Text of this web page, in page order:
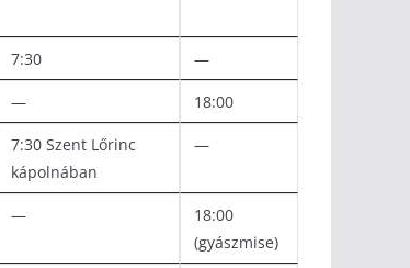
7:30 —
— 18:00
7:30 Szent Lőrinc
kápolnában
—
—
18:00
(gyászmise)